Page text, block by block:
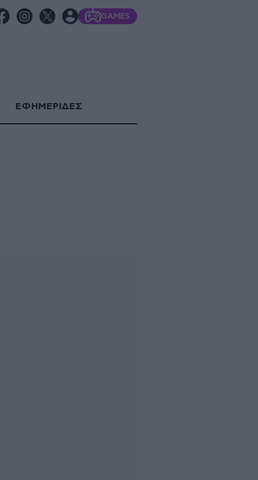
GAMES
ΕΦΗΜΕΡΙΔΕΣ